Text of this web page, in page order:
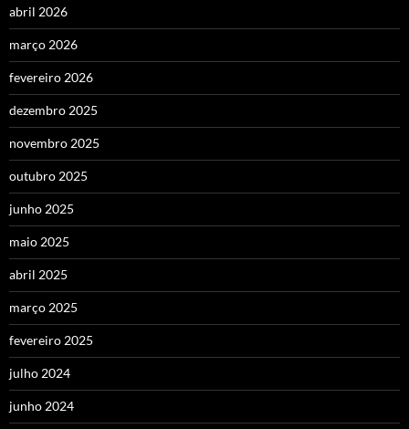
abril 2026
março 2026
fevereiro 2026
dezembro 2025
novembro 2025
outubro 2025
junho 2025
maio 2025
abril 2025
março 2025
fevereiro 2025
julho 2024
junho 2024